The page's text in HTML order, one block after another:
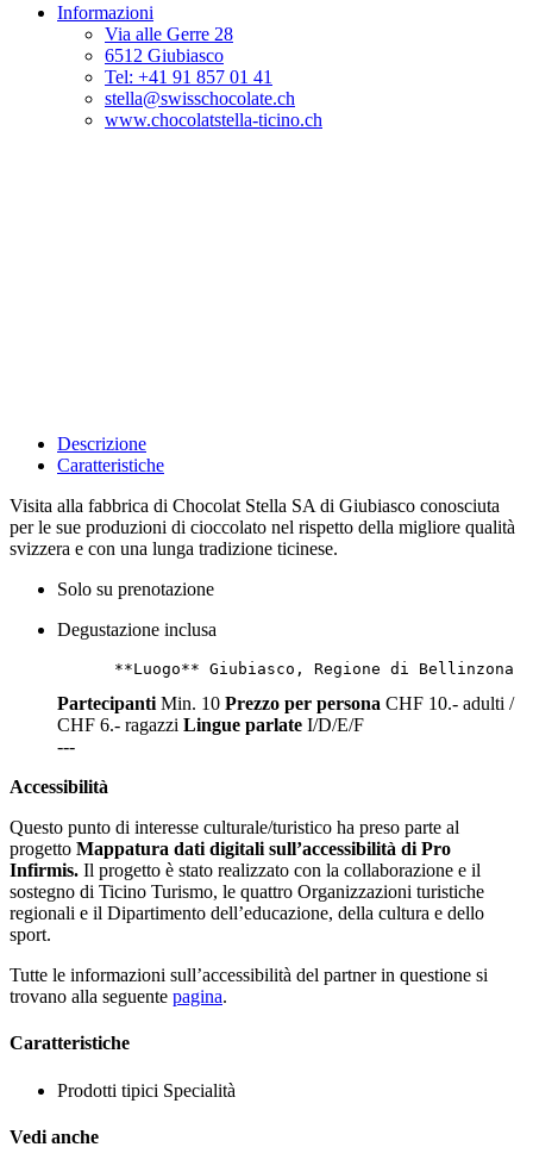
Informazioni
Via alle Gerre 28
6512 Giubiasco
Tel: +41 91 857 01 41
stella@swisschocolate.ch
www.chocolatstella-ticino.ch
Descrizione
Caratteristiche
Visita alla fabbrica di Chocolat Stella SA di Giubiasco conosciuta
per le sue produzioni di cioccolato nel rispetto della migliore qualità
svizzera e con una lunga tradizione ticinese.
Solo su prenotazione
Degustazione inclusa
Partecipanti Min. 10 Prezzo per persona CHF 10.- adulti /
CHF 6.- ragazzi Lingue parlate I/D/E/F
---
Accessibilità
Questo punto di interesse culturale/turistico ha preso parte al
progetto Mappatura dati digitali sull’accessibilità di Pro
Infirmis. Il progetto è stato realizzato con la collaborazione e il
sostegno di Ticino Turismo, le quattro Organizzazioni turistiche
regionali e il Dipartimento dell’educazione, della cultura e dello
sport.
Tutte le informazioni sull’accessibilità del partner in questione si
trovano alla seguente pagina.
Caratteristiche
Prodotti tipici Specialità
Vedi anche